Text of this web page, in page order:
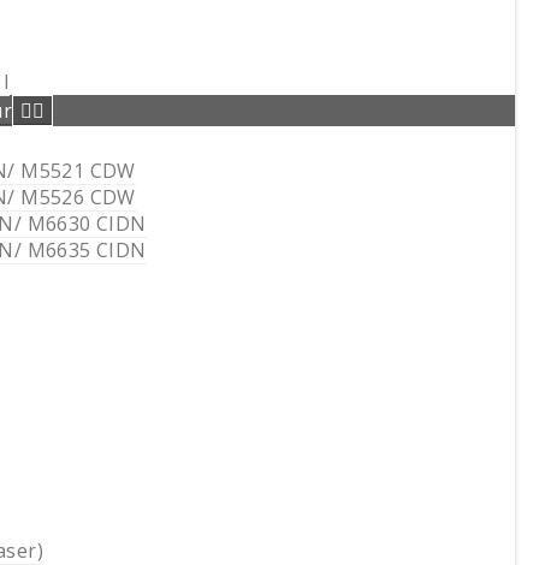
M5521 CDW
M5526 CDW
M6630 CIDN
M6635 CIDN